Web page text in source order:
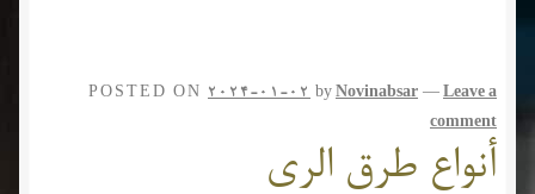
POSTED ON 2024-01-02 by Novinabsar — Leave a
comment
أنواع طرق الري